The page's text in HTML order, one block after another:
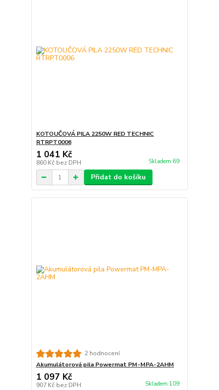
KOTOUČOVÁ PILA 2250W RED TECHNIC
RTRPT0006
1 041 Kč
860 Kč bez DPH Skladem 69
Přidat do košíku
2 hodnocení
Akumulátorová pila Powermat PM-MPA-2AHM
1 097 Kč
907 Kč bez DPH Skladem 109